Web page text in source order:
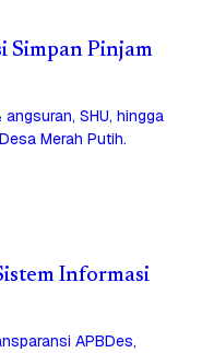
Simpan Pinjam
SHU, hingga
Merah Putih.
Informasi
APBDes,